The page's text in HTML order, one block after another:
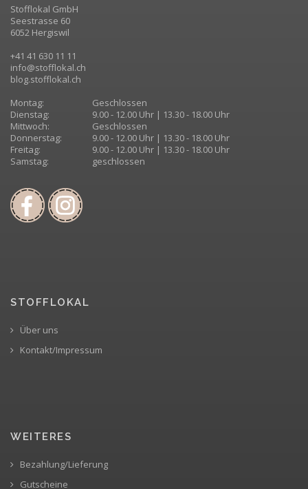
Stofflokal GmbH
Seestrasse 60
6052 Hergiswil
+41 41 630 11 11
info@stofflokal.ch
blog.stofflokal.ch
Montag:
Geschlossen
Dienstag:
9.00 - 12.00 Uhr | 13.30 - 18.00 Uhr
Mittwoch:
Geschlossen
Donnerstag:
9.00 - 12.00 Uhr | 13.30 - 18.00 Uhr
Freitag:
9.00 - 12.00 Uhr | 13.30 - 18.00 Uhr
Samstag:
geschlossen
STOFFLOKAL
Über uns
Kontakt/Impressum
WEITERES
Bezahlung/Lieferung
Gutscheine